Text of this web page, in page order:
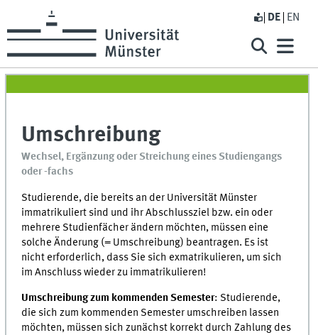
DE EN
Umschreibung
Wechsel, Ergänzung oder Streichung eines Studiengangs
oder -fachs
Studierende, die bereits an der Universität Münster
immatrikuliert sind und ihr Abschlussziel bzw. ein oder
mehrere Studienfächer ändern möchten, müssen eine
solche Änderung (= Umschreibung) beantragen. Es ist
nicht erforderlich, dass Sie sich exmatrikulieren, um sich
im Anschluss wieder zu immatrikulieren!
Umschreibung zum kommenden Semester: Studierende,
die sich zum kommenden Semester umschreiben lassen
möchten, müssen sich zunächst korrekt durch Zahlung des